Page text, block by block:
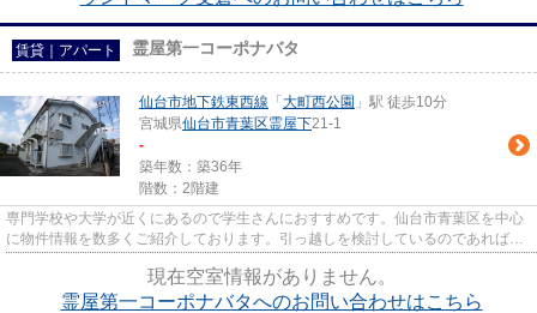
賃貸｜アパート 霊屋第一コーポナバタ
仙台市地下鉄東西線 「 大町西公園 」駅 徒歩10分
宮城県仙台市青葉区霊屋下21-1
-
築年数：築36年
階数：2階建
専門学校や大学が近くにあるので学生さんにおすすめです。仙台市青葉区を中心
に物件情報を数多くご紹介しております。引っ越しを検討しているのであれば、
現在空室情報がありません。
霊屋第一コーポナバタへのお問い合わせはこちら